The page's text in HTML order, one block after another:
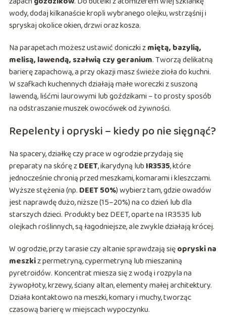
wody, dodaj kilkanaście kropli wybranego olejku, wstrząśnij i
spryskaj okolice okien, drzwi oraz kosza.
Na parapetach możesz ustawić doniczki zmiętą, bazylią,
melisą, lawendą, szałwią czy geranium. Tworzą delikatną
barierę zapachową, a przy okazji masz świeże zioła do kuchni.
W szafkach kuchennych działają małe woreczki z suszoną
lawendą, liśćmi laurowymi lub goździkami – to prosty sposób
na odstraszanie muszek owocówek od żywności.
Repelenty i opryski – kiedy po nie sięgnąć?
Na spacery, działkę czy prace w ogrodzie przydają się
preparaty na skórę zDEET, ikarydyną lub IR3535, które
jednocześnie chronią przed meszkami, komarami i kleszczami.
Wyższe stężenia (np. DEET 50%) wybierz tam, gdzie owadów
jest naprawdę dużo, niższe (15–20%) na co dzień lub dla
starszych dzieci. Produkty bez DEET, oparte na IR3535 lub
olejkach roślinnych, są łagodniejsze, ale zwykle działają krócej.
W ogrodzie, przy tarasie czy altanie sprawdzają sięopryski na
meszkiz permetryną, cypermetryną lub mieszaniną
pyretroidów. Koncentrat miesza się z wodą i rozpyla na
żywopłoty, krzewy, ściany altan, elementy małej architektury.
Działa kontaktowo na meszki, komary i muchy, tworząc
czasową barierę w miejscach wypoczynku.